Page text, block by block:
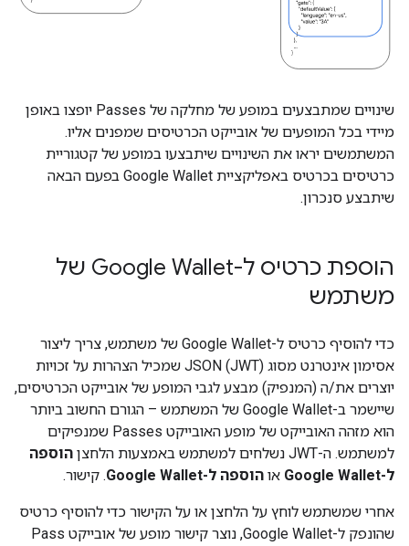
שינויים שמתבצעים במופע של מחלקה של Passes יופצו באופן
מיידי בכל המופעים של אובייקט הכרטיסים שמפנים אליו.
המשתמשים יראו את השינויים שיתבצעו במופע של קטגוריית
כרטיסים בכרטיס באפליקציית Google Wallet בפעם הבאה
שיתבצע סנכרון.
הוספת כרטיס ל-Google Wallet של
משתמש
כדי להוסיף כרטיס ל-Google Wallet של משתמש, צריך ליצור
אסימון אינטרנט מסוג JSON (JWT) שמכיל הצהרות על זכויות
יוצרים את/ה (המנפיק) מבצע לגבי המופע של אובייקט הכרטיסים,
שיישמר ב-Google Wallet של המשתמש – הגורם החשוב ביותר
הוא מזהה האובייקט של מופע האובייקט Passes שמנפיקים
למשתמש. ה-JWT נשלחים למשתמש באמצעות הלחצן
הוספה
ל-Google Wallet
או הוספה ל-Google Wallet . קישור.
אחרי שמשתמש לוחץ על הלחצן או על הקישור כדי להוסיף כרטיס
שהונפק ל-Google Wallet, נוצר קישור מופע של אובייקט Pass